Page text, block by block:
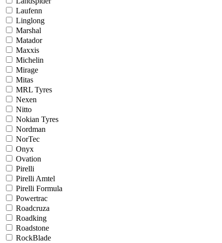
Laufenn
Linglong
Marshal
Matador
Maxxis
Michelin
Mirage
Mitas
MRL Tyres
Nexen
Nitto
Nokian Tyres
Nordman
NorTec
Onyx
Ovation
Pirelli
Pirelli Amtel
Pirelli Formula
Powertrac
Roadcruza
Roadking
Roadstone
RockBlade